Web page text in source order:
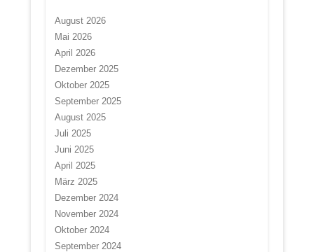
August 2026
Mai 2026
April 2026
Dezember 2025
Oktober 2025
September 2025
August 2025
Juli 2025
Juni 2025
April 2025
März 2025
Dezember 2024
November 2024
Oktober 2024
September 2024